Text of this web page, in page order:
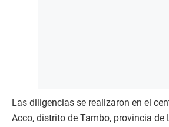
Las diligencias se realizaron en el
Acco, distrito de Tambo, provincia de